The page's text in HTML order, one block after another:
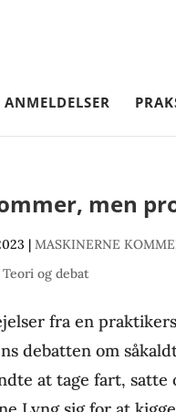
ANMELDELSER
men
|MASKINERNE
Teori og debat
fra en
debatten om
at tage fart,